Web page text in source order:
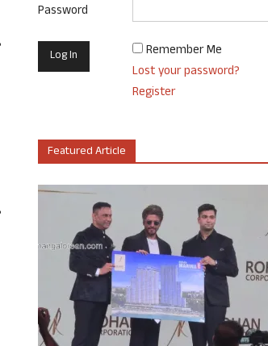
Password
Remember Me
Lost your password?
Register
Featured Article